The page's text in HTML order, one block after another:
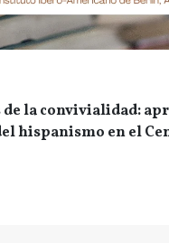
la convivialidad:
hispanismo en el